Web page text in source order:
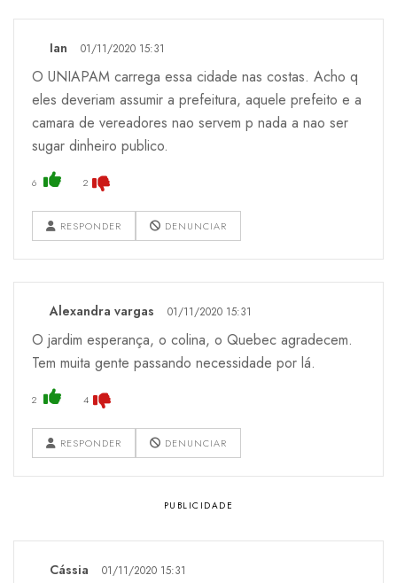
Ian 01/11/2020 15:31
O UNIAPAM carrega essa cidade nas costas. Acho q
eles deveriam assumir a prefeitura, aquele prefeito e a
camara de vereadores nao servem p nada a nao ser
sugar dinheiro publico.
6 2
RESPONDER DENUNCIAR
Alexandra vargas 01/11/2020 15:31
O jardim esperança, o colina, o Quebec agradecem.
Tem muita gente passando necessidade por lá.
2 4
RESPONDER DENUNCIAR
Cássia 01/11/2020 15:31